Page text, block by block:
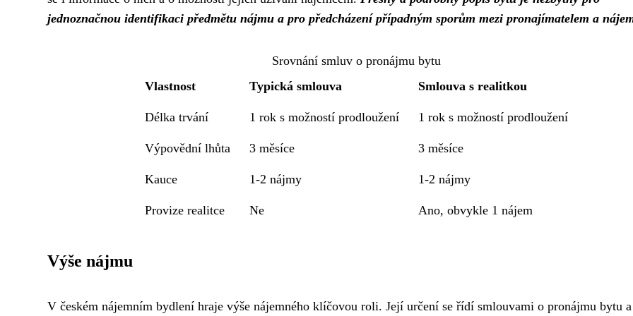
jednoznačnou identifikaci předmětu nájmu a pro předcházení případným sporům mezi pronajímatelem a
Srovnání smluv o pronájmu bytu
Vlastnost
Typická smlouva Smlouva s realitkou
Délka trvání 1 rok s možností prodloužení 1 rok s možností prodloužení
Výpovědní lhůta 3 měsíce 3 měsíce
Kauce 1-2 nájmy 1-2 nájmy
Provize realitce Ne Ano, obvykle 1 nájem
Výše nájmu
V českém nájemním bydlení hraje výše nájemného klíčovou roli. Její určení se řídí smlouvami o pronájmu bytu a